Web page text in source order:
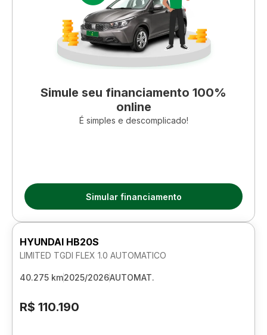
Simule seu financiamento 100%
online
É simples e descomplicado!
Simular financiamento
HYUNDAI HB20S
LIMITED TGDI FLEX 1.0 AUTOMATICO
40.275 km2025/2026AUTOMAT.
R$ 110.190